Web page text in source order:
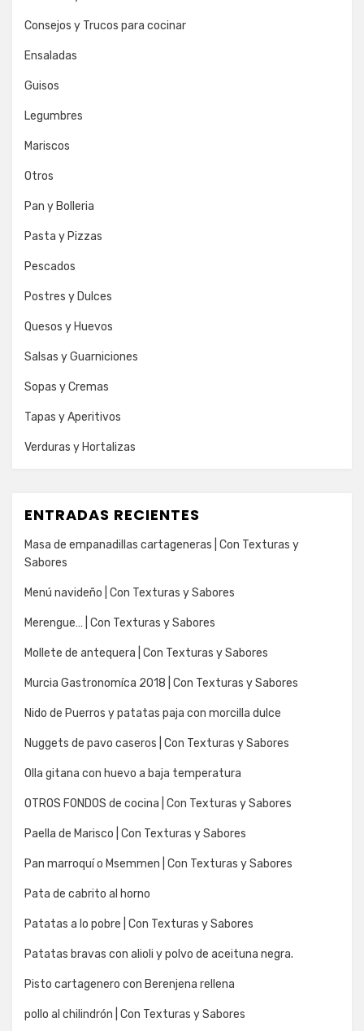
Consejos y Trucos para cocinar
Ensaladas
Guisos
Legumbres
Mariscos
Otros
Pan y Bolleria
Pasta y Pizzas
Pescados
Postres y Dulces
Quesos y Huevos
Salsas y Guarniciones
Sopas y Cremas
Tapas y Aperitivos
Verduras y Hortalizas
ENTRADAS RECIENTES
Masa de empanadillas cartageneras | Con Texturas y
Sabores
Menú navideño | Con Texturas y Sabores
Merengue… | Con Texturas y Sabores
Mollete de antequera | Con Texturas y Sabores
Murcia Gastronomíca 2018 | Con Texturas y Sabores
Nido de Puerros y patatas paja con morcilla dulce
Nuggets de pavo caseros | Con Texturas y Sabores
Olla gitana con huevo a baja temperatura
OTROS FONDOS de cocina | Con Texturas y Sabores
Paella de Marisco | Con Texturas y Sabores
Pan marroquí o Msemmen | Con Texturas y Sabores
Pata de cabrito al horno
Patatas a lo pobre | Con Texturas y Sabores
Patatas bravas con alioli y polvo de aceituna negra.
Pisto cartagenero con Berenjena rellena
pollo al chilindrón | Con Texturas y Sabores